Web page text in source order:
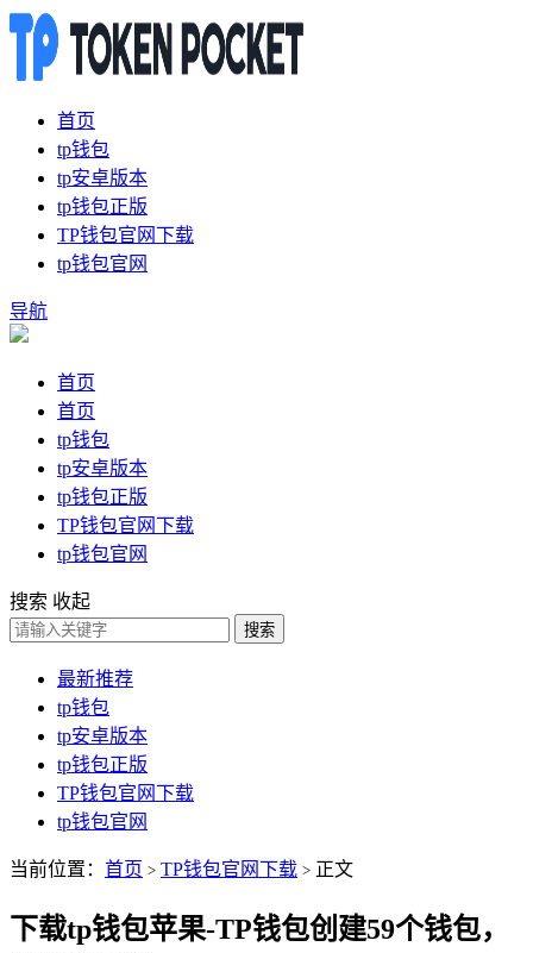
首页
tp钱包
tp安卓版本
tp钱包正版
TP钱包官网下载
tp钱包官网
导航
首页
首页
tp钱包
tp安卓版本
tp钱包正版
TP钱包官网下载
tp钱包官网
搜索 收起
搜索
最新推荐
tp钱包
tp安卓版本
tp钱包正版
TP钱包官网下载
tp钱包官网
当前位置： 首页 > TP钱包官网下载 > 正文
下载tp钱包苹果-TP钱包创建59个钱包，